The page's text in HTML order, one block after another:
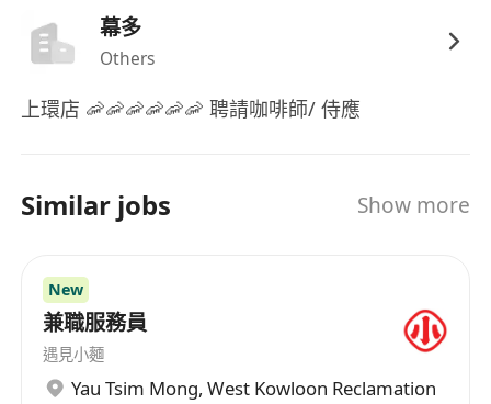
幕多
Others
上環店 🦐🦐🦐🦐🦐🦐 聘請咖啡師/ 侍應
Similar jobs Show more
New
兼職服務員
遇見小麵
Yau Tsim Mong, West Kowloon Reclamation